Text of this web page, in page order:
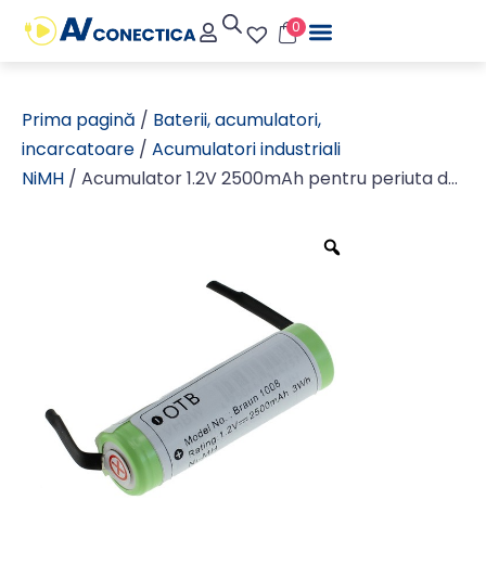
0
Prima pagină / Baterii, acumulatori,
incarcatoare / Acumulatori industriali
NiMH / Acumulator 1.2V 2500mAh pentru periuta de